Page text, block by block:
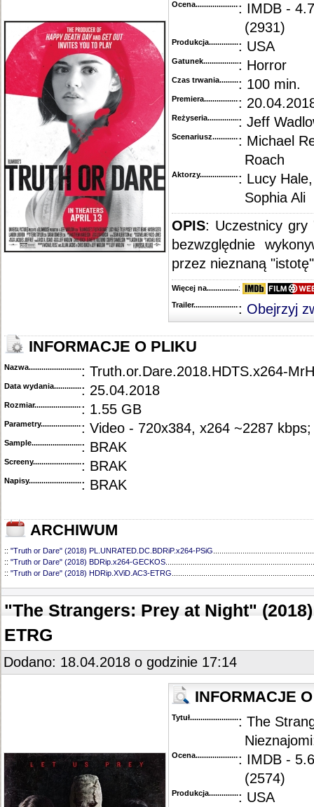
Ocena.............................................
: IMDB -
(2931)
Produkcja.........................................
: USA
Gatunek...........................................
: Horror
Czas trwania......................................
: 100 min.
Premiera..........................................
:
Reżyseria........................................
: Jeff
Scenariusz........................................
: Michael
Roach
Aktorzy...........................................
: Lucy
Sophia Ali
OPIS: Uczestnicy gry
bezwzględnie
przez nieznaną
Więcej na........................................
:
Trailer...........................................
: Obejrzyj
INFORMACJE O PLIKU
Nazwa.............................................: Truth.or.Dare.2018.HDTS.x264-
Data wydania......................................
: 25.04.2018
Rozmiar...........................................
: 1.55 GB
Parametry.........................................: Video - 720x384, x264 ~2287
Sample............................................
: BRAK
Screeny...........................................
: BRAK
Napisy............................................
: BRAK
ARCHIWUM
:: "Truth or Dare" (2018) PL.UNRATED.DC.BDRiP.x264-PSiG
:: "Truth or Dare" (2018) BDRip.x264-GECKOS
:: "Truth or Dare" (2018) HDRip.XViD.AC3-ETRG
"The Strangers: Prey at Night"
ETRG
Dodano: 18.04.2018 o godzinie 17:14
INFORMACJE
Tytuł............................................
: The
Ocena.............................................
: IMDB -
(2574)
Produkcja.........................................
: USA